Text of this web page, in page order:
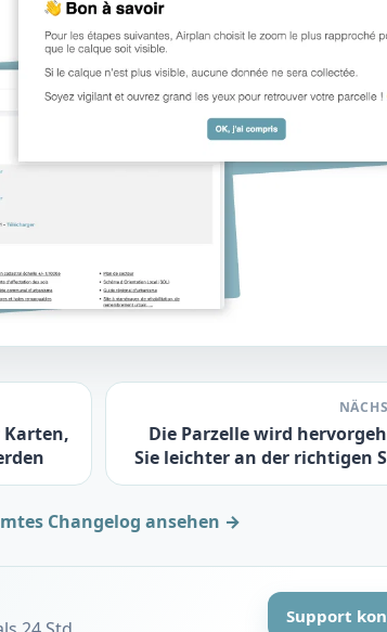
Karten,
Die Parzelle wird
Sie leichter an der richtigen
Changelog ansehen →
Support